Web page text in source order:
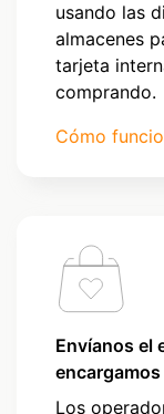
usando las
almacenes
tarjeta
comprando.
Cómo
Envíanos el
Los